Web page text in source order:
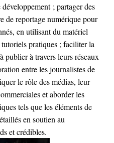
; partager des
de reportage numérique pour
en utilisant du matériel
pratiques ; faciliter la
publier à travers leurs réseaux
entre les journalistes de
le rôle des médias, leur
et aborder les
tels que les éléments de
en soutien au
et crédibles.